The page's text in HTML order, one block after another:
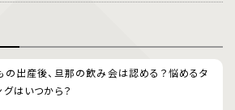
の出産後、旦那の飲み会は認める？悩めるタ
グはいつから？